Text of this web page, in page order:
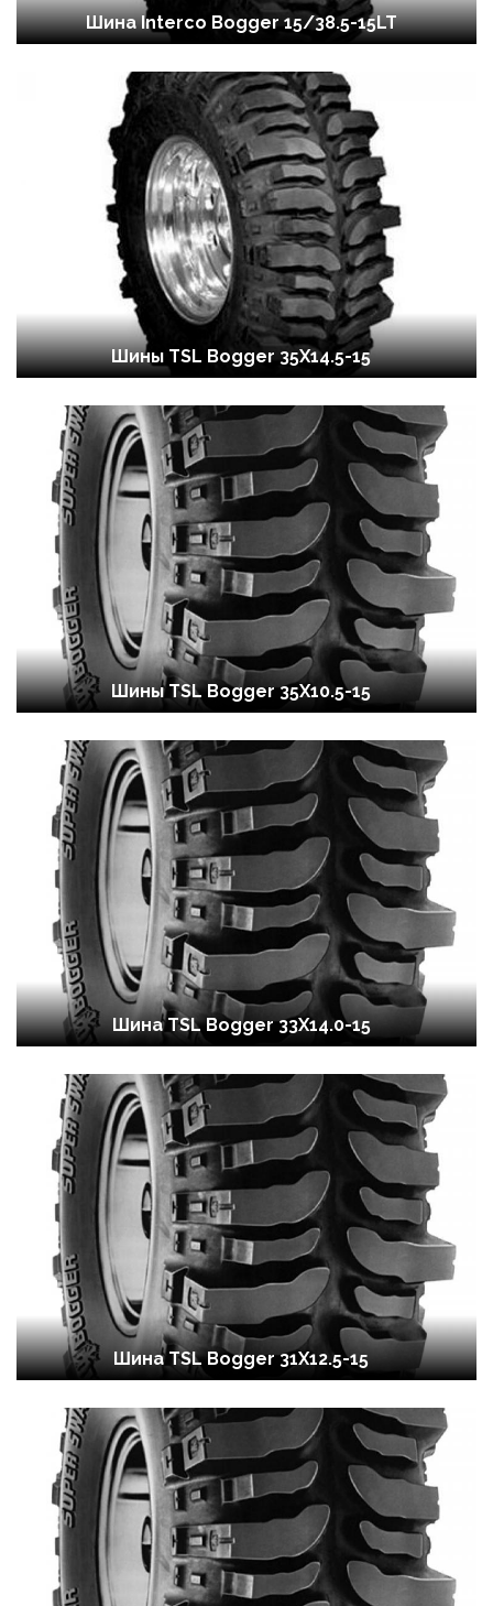
Шина Interco Bogger 15/38.5-15LT
Шины TSL Bogger 35X14.5-15
Шины TSL Bogger 35X10.5-15
Шина TSL Bogger 33X14.0-15
Шина TSL Bogger 31X12.5-15